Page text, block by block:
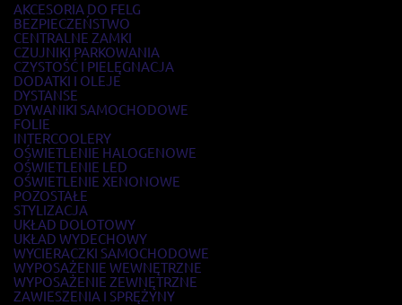
AKCESORIA DO FELG
BEZPIECZEŃSTWO
CENTRALNE ZAMKI
CZUJNIKI PARKOWANIA
CZYSTOŚĆ I PIELĘGNACJA
DODATKI I OLEJE
DYSTANSE
DYWANIKI SAMOCHODOWE
FOLIE
INTERCOOLERY
OŚWIETLENIE HALOGENOWE
OŚWIETLENIE LED
OŚWIETLENIE XENONOWE
POZOSTAŁE
STYLIZACJA
UKŁAD DOLOTOWY
UKŁAD WYDECHOWY
WYCIERACZKI SAMOCHODOWE
WYPOSAŻENIE WEWNĘTRZNE
WYPOSAŻENIE ZEWNĘTRZNE
ZAWIESZENIA I SPRĘŻYNY